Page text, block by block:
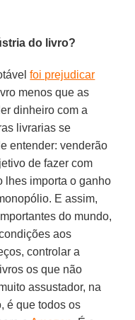
do livro?
foi prejudicar
menos que as
dinheiro com a
livrarias se
entender: venderão
de fazer com
lhes importa o ganho
E assim,
do mundo,
aos
controlar a
os que não
assustador, na
é que todos os